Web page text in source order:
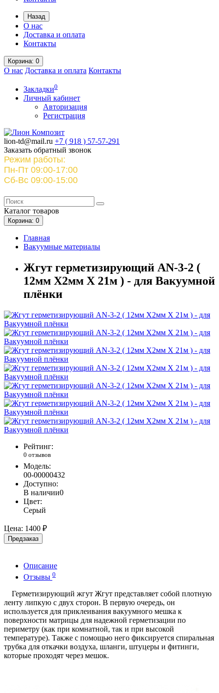
Назад
О нас
Доставка и оплата
Контакты
Корзина: 0
О нас Доставка и оплата Контакты
Закладки0
Личный кабинет
Авторизация
Регистрация
lion-td@mail.ru +7 ( 918 ) 57-57-291
Заказать обратный звонок
Режим работы:
Пн-Пт 09:00-17:00
Сб-Вс 09:00-15:00
Каталог товаров
Корзина: 0
Главная
Вакуумные материалы
Жгут герметизирующий AN-3-2 (
12мм Х2мм Х 21м ) - для Вакуумной
плёнки
Рейтинг:
0 отзывов
Модель:
00-00000432
Доступно:
В наличии0
Цвет:
Серый
Цена: 1400 ₽
Предзаказ
Описание
Отзывы 0
Герметизирующий жгут Жгут представляет собой плотную
ленту липкую с двух сторон. В первую очередь, он
используется для приклеивания вакуумного мешка к
поверхности матрицы для надежной герметизации по
периметру (как при комнатной, так и при высокой
температуре). Также с помощью него фиксируется спиральная
трубка для откачки воздуха, шланги, штуцеры и фитинги,
которые проходят через мешок.